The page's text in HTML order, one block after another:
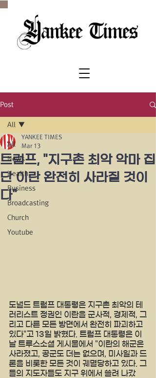
Post
All
News
Health
Business
Broadcasting
Church
Youtube
All
트럼프, "지구촌 최악 악마 집
단 이란 완전히 사라질 것이
다"
YANKEE TIMES
Mar 13
도널드 트럼프 대통령은 지구촌 최악의 테
러리스트 정권인 이란을 군사적, 경제적, 그
리고 다른 모든 방면에서 완전히 파괴하고
있다"고 13일 밝혔다. 트럼프 대통령은 이
날 트루스소셜 게시물에서 "이란의 해군은
사라졌고, 공군도 더는 없으며, 미사일과 드
론을 비롯한 모든 것이 궤멸당하고 있다. 그
들의 지도자들도 지구 위에서 쓸려 나갔